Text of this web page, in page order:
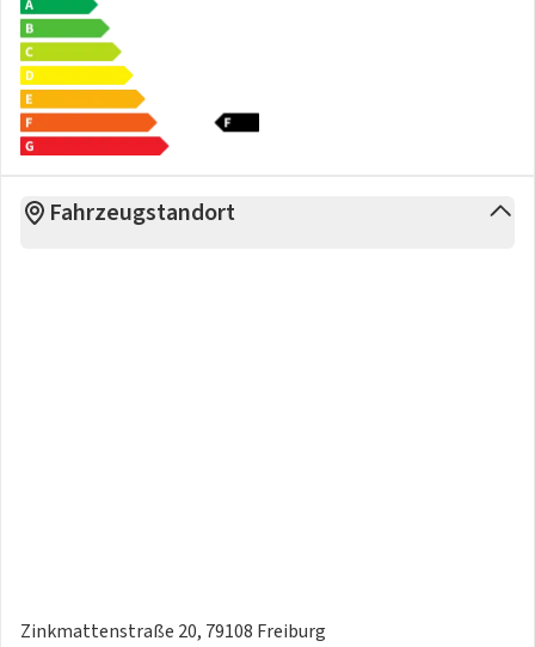
Fahrzeugstandort
Zinkmattenstraße 20, 79108 Freiburg